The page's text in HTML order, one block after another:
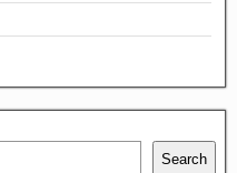
Search